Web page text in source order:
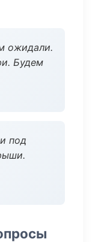
ожидали.
Будем
под